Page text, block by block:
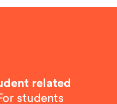
related
students